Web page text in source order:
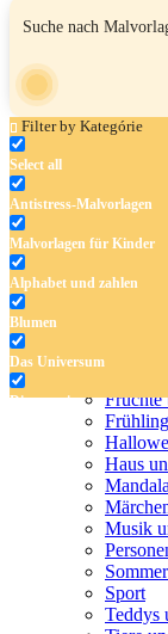
Filter by Kategórie
Select all
Antistress-Malvorlagen
Malvorlagen für Kinder
Alphabet und zahlen
Blumen
Das Universum
Dinosaurier
Früchte und Gemüse
Frühling und Ostern
Halloween und Herbst
Haus und Wohnen
Geben Sie den
Malbuchs ein.
Malvorlagen
Früchte
Haus
Musik
Sport
Teddys